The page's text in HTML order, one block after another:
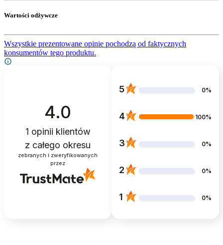
Wartości odżywcze
Wszystkie prezentowane opinie pochodzą od faktycznych
konsumentów tego produktu.
4.0
1 opinii klientów
z całego okresu
zebranych i zweryfikowanych
przez
5 0%
4 100%
3 0%
2 0%
1 0%